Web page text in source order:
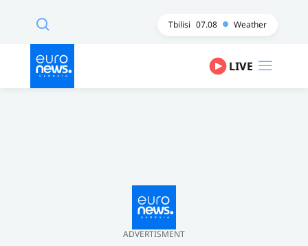
Tbilisi 07.08 Weather
LIVE
ADVERTISMENT